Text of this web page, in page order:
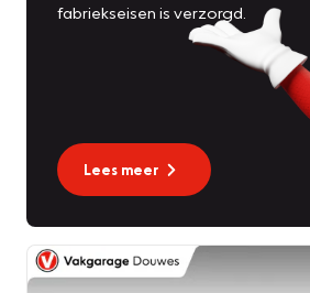
fabriekseisen is verzorgd.
Lees meer